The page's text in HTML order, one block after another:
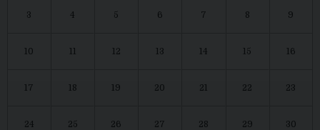
3 4 5 6 7 8 9
10 11 12 13 14 15 16
17 18 19 20 21 22 23
24 25 26 27 28 29 30